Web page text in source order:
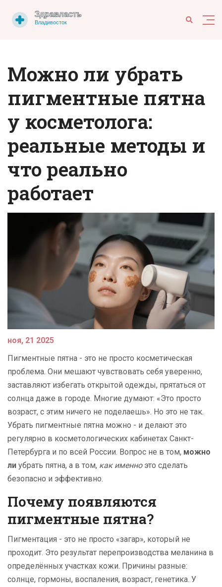
Можно ли убрать
пигментные пятна
у косметолога:
реальные методы и
что реально
работает
ноя, 21 2025
Пигментные пятна - это не просто косметическая
проблема. Они мешают чувствовать себя уверенно,
заставляют избегать открытой одежды, прятаться от
солнца даже в городе. Многие думают: «Это просто
возраст, с этим ничего не поделаешь». Но это не так.
Убрать пигментные пятна можно - и делают это
регулярно в косметологических кабинетах Санкт-
Петербурга и по всей России. Вопрос не в том, можно
ли убрать пятна, а в том, как именноэто сделать
безопасно и эффективно.
Почему появляются
пигментные пятна?
Пигментация - это не просто «загар», который не
проходит. Это результат перепроизводства меланина в
определённых участках кожи. Причины разные:
солнце, гормоны, воспаления, возраст, генетика. У